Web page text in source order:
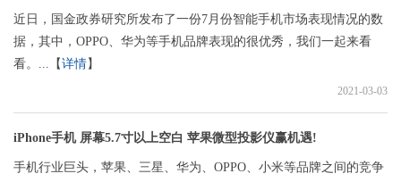
近日，国金政券研究所发布了一份7月份智能手机市场表现情况的数
据，其中，OPPO、华为等手机品牌表现的很优秀，我们一起来看
看。...【详情】
2021-03-03
iPhone手机 屏幕5.7寸以上空白 苹果微型投影仪赢机遇!
手机行业巨头，苹果、三星、华为、OPPO、小米等品牌之间的竞争